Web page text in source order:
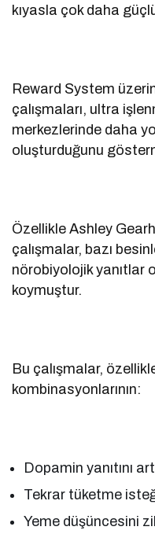
kıyasla çok daha
Reward System
çalışmaları, ultra
merkezlerinde daha
oluşturduğunu
Özellikle Ashley
çalışmalar, bazı
nörobiyolojik yanıtlar
koymuştur.
Bu çalışmalar,
kombinasyonlarının:
Dopamin yanıtını
Tekrar tüketme
Yeme düşüncesini